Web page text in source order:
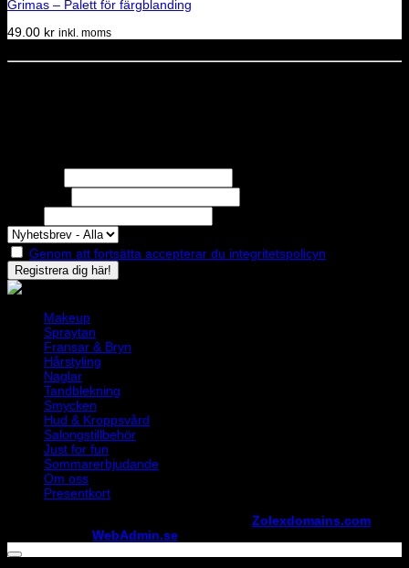
Grimas – Palett för färgblanding
49.00 kr inkl. moms
Genom att fortsätta accepterar du integritetspolicyn
Makeup
Spraytan
Fransar & Bryn
Hårstyling
Naglar
Tandblekning
Smycken
Hud & Kroppsvård
Salongstillbehör
Just for fun
Sommarerbjudande
Om oss
Presentkort
Zolexdomains.com
WebAdmin.se